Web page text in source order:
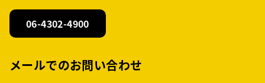
06-4302-4900
メールでのお問い合わせ